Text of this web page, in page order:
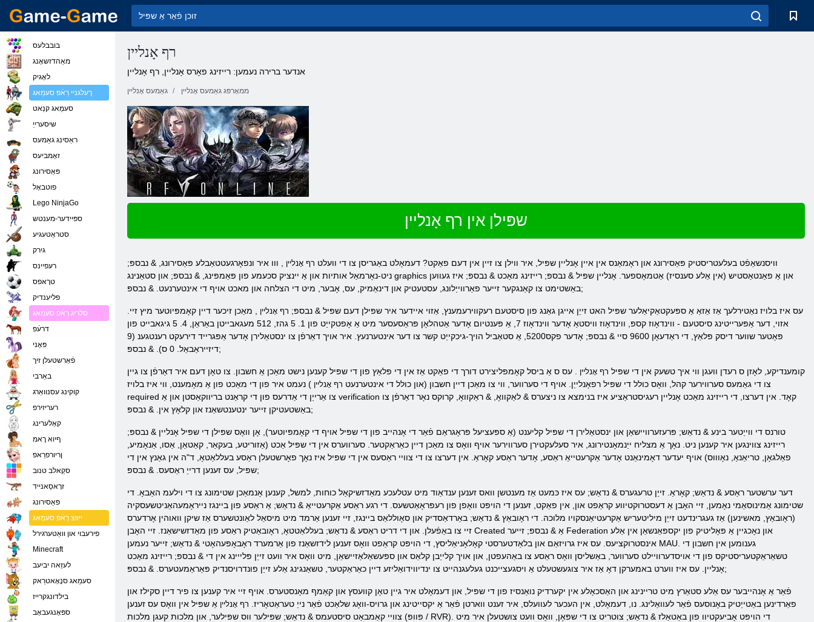
רף אָנליין
אנדער ברירה נעמען: רייזינג פאָרס אָנליין, רף אָנליין
גאַמעס אָנליין ממאָרפּג גאַמעס אָנליין
שפּילן אין רף אָנליין
וויסנשאַפֿט בעלעטריסטיק פּאַסירונג און ראָמאַנס אין איין אָנליין שפּיל, איר ווילן צו זיין אין דעם פאַקט? דעמאָלט באַגריסן צו די וועלט רף אָנליין
, ווו איר ונפאָרגעטטאַבלע פּאַסירונג, & נבספּ;
ניט-נאָרמאַל אותיות און אַ יינציק סכעמע פון ​​פּאַמפּינג, & נבספּ; און סטאַנינג graphics און אַ פאַנטאַסטיש (אין אַלע סענסיז) אַטמאָספער. אָנליין שפּיל & נבספּ; רייזינג מאַכט & נבספּ; איז געווען
באַשטימט צו קאַנגקער זייער פאַרווייַלונג, עסטעטיק און דינאַמיק, עס, אָבער, מיט די הצלחה און מאכט אויף די אינטערנעט. & נבספּ;
עס איז בלויז נאַטירלעך אַז אַזאַ אַ ספּעקטאַקיאַלער שפּיל האט זייַן אייגן גאַנג פון סיסטעם רעקווירעמענץ, אַזוי איידער איר שפּילן דעם שפּיל & נבספּ; רף אָנליין
, מאַכן זיכער דיין קאָמפּיוטער מיץ זיי.
אזוי, דער אַפּערייטינג סיסטעם - ווינדאָוז קספּ, ווינדאָוז וויסטאַ אָדער ווינדאָוז 7, אַ פּענטיום אָדער אַטהלאָן פּראַסעסער מיט אַ אָפטקייַט פון 1. 5 גהז, 512 מעגאבייטן באַראַן, 4. 5 גיגאבייט פון
פּאָטער שווער דיסק פּלאַץ, די ראַדעאָן 9600 סיי & נבספּ; אָדער פקס5200, אַ סטאַביל הויך-גיכקייַט קשר צו דער אינטערנעץ. איר אויך דאַרפֿן צו ינסטאַלירן אָדער אַפּגרייד דירעקט רענטגענ (9
דיזייראַבאַל. 0 ס). & נבספּ;
קומענדיקע, לאָזן ס רעדן וועגן ווי איך טשעק אין די שפּיל רף אָנליין
. עס ס אַ ביסל קאָמפּליצירט דורך די פאַקט אַז אין די פּלאַץ פון די שפּיל קענען נישט מאַכן אַ חשבון. צו טאָן דעם איר דאַרפֿן צו גיין
צו די גאַמעס סערווירער קהל, וואָס כולל די שפּיל רפאָנלייַן. אויף די סערווער, ווי צו מאַכן דיין חשבון (און כולל די אינטערנעט רף אָנליין ) נעמט איר פון די מאַכט פון אַ מאָמענט, ווי איז בלויז
required צו אַרייַן די אַדרעס פון די קראַנט בריווקאַסטן און אַ verification קאָד. אין דערצו, די רייזינג מאַכט אָנליין רעגיסטראַציע איז בנימצא צו ניצערס & לאַקוואָ, & ראַקוואָ, קרוקס נאָר דאַרפֿן צו
באַשטעטיקן זייער ינטענטשאַנז און קלאָץ אין. & נבספּ;
טורנס די ווייַטער בינע & נדאַש; פּרעזערוויישאַן און ינסטאַלירן די שפּיל קליענט (אַ ספּעציעל פּראָגראַם פֿאַר די אָנהייב פון די שפּיל אויף די קאָמפּיוטער), אָן וואָס שפּילן די שפּיל אָנליין & נבספּ;
רייזינג צווינגען איר קענען ניט. נאָך אַ מצליח ייַנמאָנטירונג, איר סעלעקטירן סערווירער אויף וואָס צו מאַכן דיין כאַראַקטער. סערווערס אין די שפּיל אַכט (אַזוריטע, בעקאַר, קאַטאַן, אַסו, אַנאָמיע,
פאַלגאָן, טריאַנאַ, נאָוווס) אויף יעדער דאָמינאַנט אָדער אַקרעטייאַ ראַסע, אָדער ראַסע קאָראַ. אין דערצו צו די צוויי ראַסעס אין די שפּיל איז נאָך פאָרשטעלן ראַסע בעללאַטאָ, ד"ה אין גאַנץ אין די
שפּיל, עס זענען דרייַ ראַסעס. & נבספּ;
דער ערשטער ראַסע & נדאַש; קאָראַ. זייַן טרעגערס & נדאַש; עס איז כּמעט אַז מענטשן וואס זענען ענדאַוד מיט עטלעכע מאַדזשיקאַל כוחות, למשל, קענען אָנמאַכן שטימונג צו די וילעמ האַבאָ. די
שטימונג אַמינוסאַמי נאָמען, זיי האָבן אַ דעסטרוקטיווע קראַפט און, אין פאַקט, זענען די הויפּט וואָפן פון רעפּראָאַטשעס. די רגע ראַסע אַקרעטייאַ & נדאַש; אַ ראַסע פון ​​ביינגז נייראָמעהאַניטשעסקיה
(ראָובאַץ, מאשינען) אַז געגרינדעט זייַן מיליטעריש אַקרעטיאַנסקויו מלוכה. די ראָובאַץ & נדאַש; באַרדאַסדיק און סאָוללאַס ביינגז, זיי זענען אַרמד מיט מיסאַל לאַונטשערס אַז שיקן וואוהין אָרדערס
זיי צו באַפֿעלן. און די דריט ראַסע & נדאַש; בעללאַטטאָ, ראָובאַטיק ראַסע פון ​​מאַדזשישאַנז. זיי האָבן Created אַ & נבספּ; זייער Federation און נאָכגיין אַ פּאָליטיק פון יקספּאַנשאַן אין אַלע
אינסטרוקציעס. עס איז גרויזאַם און בלאַדטערסטי קאָלאָניאַליסץ, די הויפּט קראַפט וואָס זענען לידזשאַנז פון אַרמערד ראָבאָפּעהאָטי & נדאַש; זייער נעמען MAU. גענומען אין חשבון די
טשאַראַקטעריסטיקס פון די אויסדערוויילט סערווער, באַשליסן וואָס ראַסע צו באַהעפטן, און אויך קלייַבן קלאַס און ספּעשאַלאַזיישאַן, מיט וואָס איר וועט זייַן פּלייינג אין די & נבספּ; רייזינג מאַכט
אָנליין. עס איז ווערט באמערקן דאָ אַז איר צוגעשטעלט אַ ויסגעצייכנט געלעגנהייט צו ינדיווידואַליזע דיין כאַראַקטער, טשאַנגינג אַלע זייַן פונדרויסנדיק פּאַראַמעטערס. & נבספּ;
פֿאַר אַ אָנהייבער עס אַלע סטאַרץ מיט טריינינג און האַסכאָלע אין יקערדיק נואַנסיז פון די שפּיל, און דעמאָלט איר גיין טאָן קוועסץ און קאַמף מאָנסטערס. אויף זיי איר קענען צו פיר דיין סקילז און
פאַרדינען באַטייַטיק באָנוסעס פֿאַר לעוואַלינג. נו, דעמאָלט, אין העכער לעוועלס, איר זענט ווארטן פֿאַר אַ יקסייטינג און גרויס-וואָג שלאַכט פֿאַר נייַ טעראַטאָריז. רף אָנליין אַ שפּיל אין וואָס עס זענען
צוויי קאַמבאַט סיסטעמס & נדאַש; שפּילער ווס שפּילער, און מלכות קעגן מלכות (פּוופּ / RVR). די הויפּט אָביעקטיוו פון באַטאַלז & נדאַש; צוטריט צו די שפּאָן, וואָס וועט צושטעלן איר מיט
בובבלעס
מאַהדזשאָנג
לאָגיק
ךעלגניי רַאֿפ סעמַאג
סעמַאג קנַאט
שיסערייַ
ראַסינג גאַמעס
זאָמביעס
פּאַסירונג
פוטבאָל
Lego NinjaGo
ספּיידער-מענטש
סטראַטעגיע
גירק
רעּפיינס
טרָאּפס
פליענדיק
סלריג רַאֿפ סעמַאג
דרעֿפ
פּאָני
פֿאַרשטעלן זיך
באַרבי
קוקינג עסנוואַרג
רעריזירפ
קאַלערינג
ףיוא ךאמ
ןריורפרַאפ
סקַאלב טנוב
זרָאסַאנייד
פּאַסירונג
ייווצ רַאֿפ סעמַאג
פירעבוי און וואַטערגירל
Minecraft
לעזַאה יביעב
סעמַאג סנָאָאטרַאק
בילדונגקרייז
ספּאָנגעבאָב